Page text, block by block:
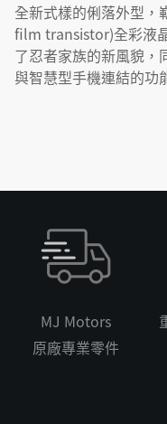
全新式樣的俐落外型，
film transistor)全彩液
了忍者家族的新風貌，
與智慧型手機連結的功
MJ Motors
原廠專業零件